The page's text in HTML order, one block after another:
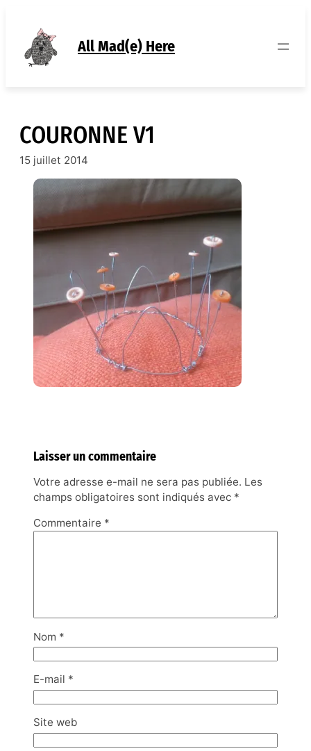
contenu
All Mad(e) Here
COURONNE V1
15 juillet 2014
Laisser un commentaire
Votre adresse e-mail ne sera pas publiée. Les
champs obligatoires sont indiqués avec *
Commentaire *
Nom *
E-mail *
Site web